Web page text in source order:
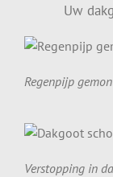
Uw
Regenpijp
Verstopping in